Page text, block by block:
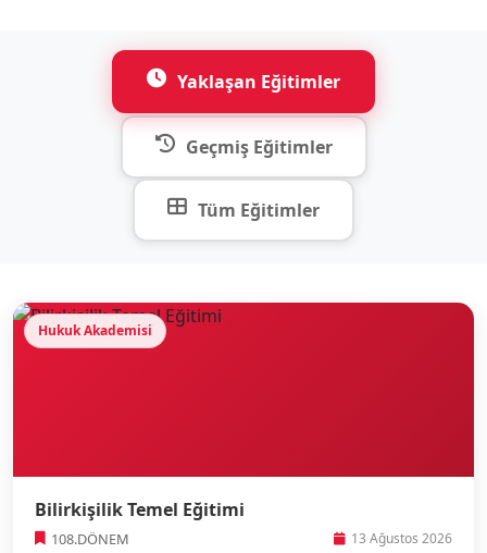
Yaklaşan Eğitimler
Geçmiş Eğitimler
Tüm Eğitimler
Hukuk Akademisi
Bilirkişilik Temel Eğitimi
108.DÖNEM 13 Ağustos 2026